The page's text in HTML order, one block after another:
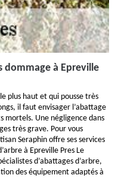
dommage à Epreville
plus haut et qui pousse très
il faut envisager l’abattage
mortels. Une négligence dans
très grave. Pour vous
Seraphin offre ses services
à Epreville Pres Le
d’abattages d’arbre,
des équipement adaptés à